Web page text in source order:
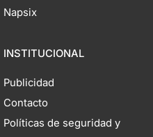
Napsix
INSTITUCIONAL
Publicidad
Contacto
Políticas de seguridad y